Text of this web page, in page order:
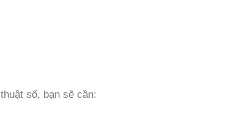
số, bạn sẽ cần: